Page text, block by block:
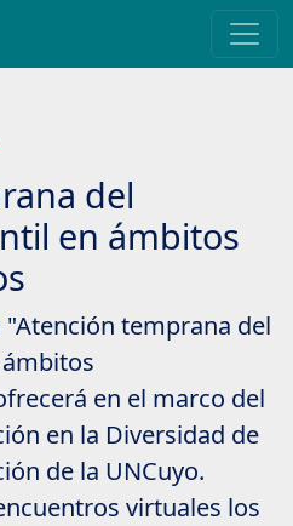
del
en ámbitos
temprana del
en el marco del
en la Diversidad de
de la UNCuyo.
virtuales los